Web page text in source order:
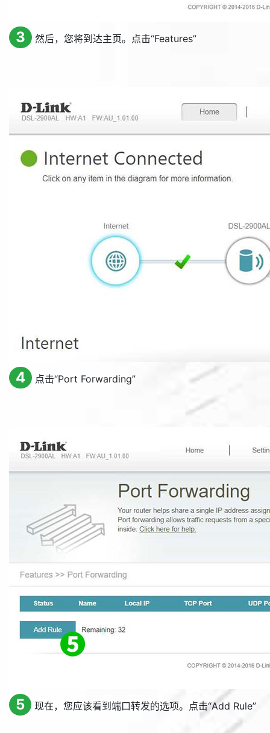
3 然后，您将到达主页。点击“Features”
4 点击“Port Forwarding”
5 现在，您应该看到端口转发的选项。点击“Add Rule”